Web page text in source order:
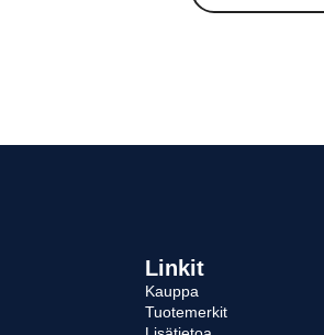
Linkit
Kauppa
Tuotemerkit